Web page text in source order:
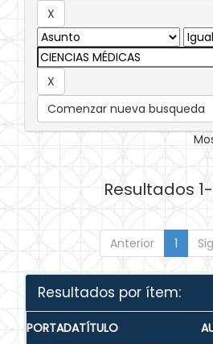
Comenzar nueva busqueda
Resultados 1-
Anterior 1
Resultados por ítem:
PORTADATÍTULO